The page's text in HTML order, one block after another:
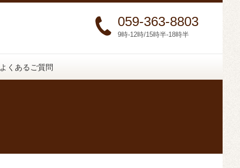
059-363-8803
9時-12時/15時半-18時半
よくあるご質問